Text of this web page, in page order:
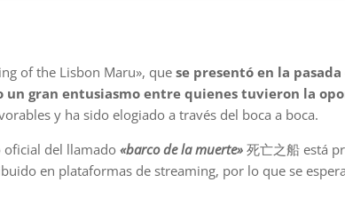
of the Lisbon Maru», que se presentó en la
un gran entusiasmo entre quienes tuvieron la
y ha sido elogiado a través del boca a boca.
oficial del llamado«barco de la muerte» 死亡之船 está
en plataformas de streaming, por lo que se